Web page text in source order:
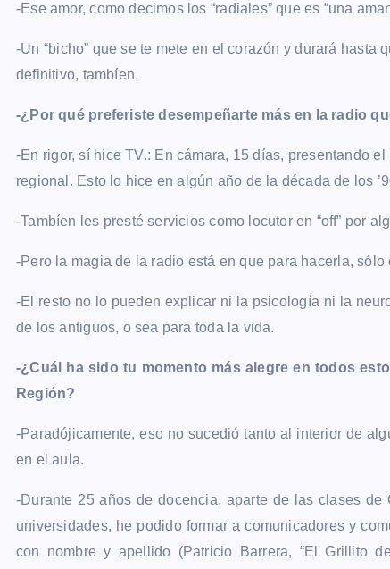
-Ese amor, como decimos los “radiales” que es “una
-Un “bicho” que se te mete en el corazón y durará hasta
definitivo, tambíen.
-¿Por qué preferiste desempeñarte más en la radio
-En rigor, sí hice TV.: En cámara, 15 días, presentando
regional. Esto lo hice en algún año de la década de los
-Tambíen les presté servicios como locutor en “off” por
-Pero la magia de la radio está en que para hacerla,
-El resto no lo pueden explicar ni la psicología ni la
de los antiguos, o sea para toda la vida.
-¿Cuál ha sido tu momento más alegre en todos
Región?
-Paradójicamente, eso no sucedió tanto al interior de
en el aula.
-Durante 25 años de docencia, aparte de las clases
universidades, he podido formar a comunicadores y
con nombre y apellido (Patricio Barrera, “El Grillito